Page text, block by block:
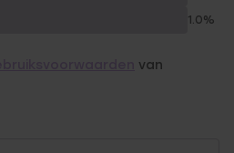
1.0%
van